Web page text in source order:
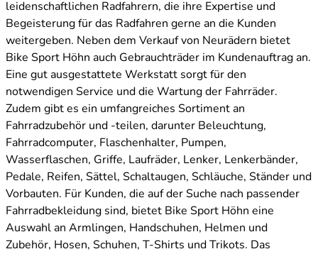
leidenschaftlichen Radfahrern, die ihre Expertise und
Begeisterung für das Radfahren gerne an die Kunden
weitergeben. Neben dem Verkauf von Neurädern bietet
Bike Sport Höhn auch Gebrauchträder im Kundenauftrag an.
Eine gut ausgestattete Werkstatt sorgt für den
notwendigen Service und die Wartung der Fahrräder.
Zudem gibt es ein umfangreiches Sortiment an
Fahrradzubehör und -teilen, darunter Beleuchtung,
Fahrradcomputer, Flaschenhalter, Pumpen,
Wasserflaschen, Griffe, Laufräder, Lenker, Lenkerbänder,
Pedale, Reifen, Sättel, Schaltaugen, Schläuche, Ständer und
Vorbauten. Für Kunden, die auf der Suche nach passender
Fahrradbekleidung sind, bietet Bike Sport Höhn eine
Auswahl an Armlingen, Handschuhen, Helmen und
Zubehör, Hosen, Schuhen, T-Shirts und Trikots. Das